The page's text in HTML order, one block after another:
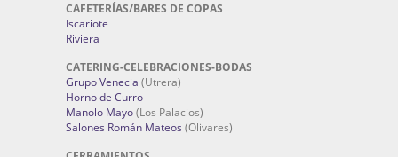
CAFETERÍAS/BARES DE COPAS
Iscariote
Riviera
CATERING-CELEBRACIONES-BODAS
Grupo Venecia (Utrera)
Horno de Curro
Manolo Mayo(Los Palacios)
Salones Román Mateos (Olivares)